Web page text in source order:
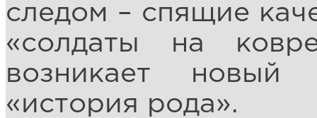
следом – спящие
«солдаты на
возникает
«история рода».